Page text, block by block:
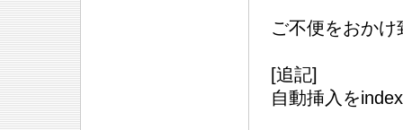
ご不便をおか
[追記]
自動挿入を